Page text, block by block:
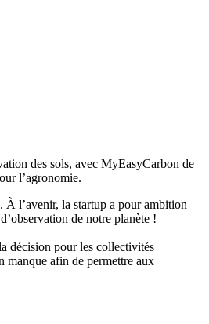
des sols, avec MyEasyCarbon de
l’agronomie.
À l’avenir, la startup a pour ambition
de notre planète !
décision pour les collectivités
manque afin de permettre aux